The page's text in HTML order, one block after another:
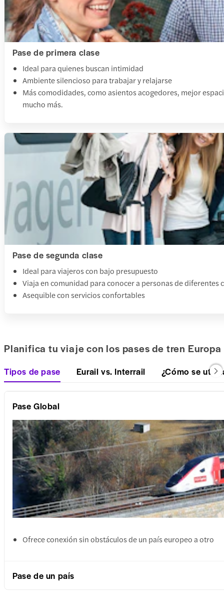
Pase de primera clase
Ideal para quienes buscan intimidad
Ambiente silencioso para trabajar y relajarse
Más comodidades, como asientos acogedores, mejor
mucho más.
Pase de segunda clase
Ideal para viajeros con bajo presupuesto
Viaja en comunidad para conocer a personas de diferentes
Asequible con servicios confortables
Planifica tu viaje con los pases de tren Europa
Tipos de pase Eurail vs. Interrail ¿Cómo se
Pase Global
Ofrece conexión sin obstáculos de un país europeo a otro
Pase de un país